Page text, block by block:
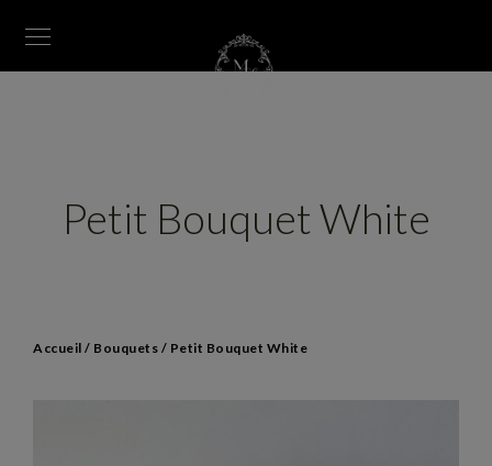
Petit Bouquet White
Accueil / Bouquets / Petit Bouquet White